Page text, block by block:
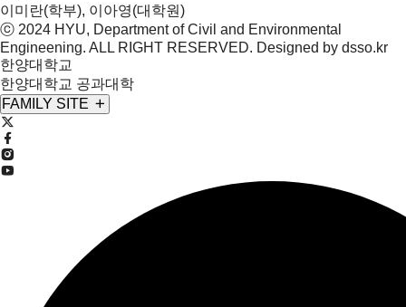
이미란(학부), 이아영(대학원)
ⓒ 2024 HYU, Department ofCivil and Environmental
Engineening. ALL RIGHT RESERVED. Designed by dsso.kr
한양대학교
한양대학교 공과대학
FAMILY SITE